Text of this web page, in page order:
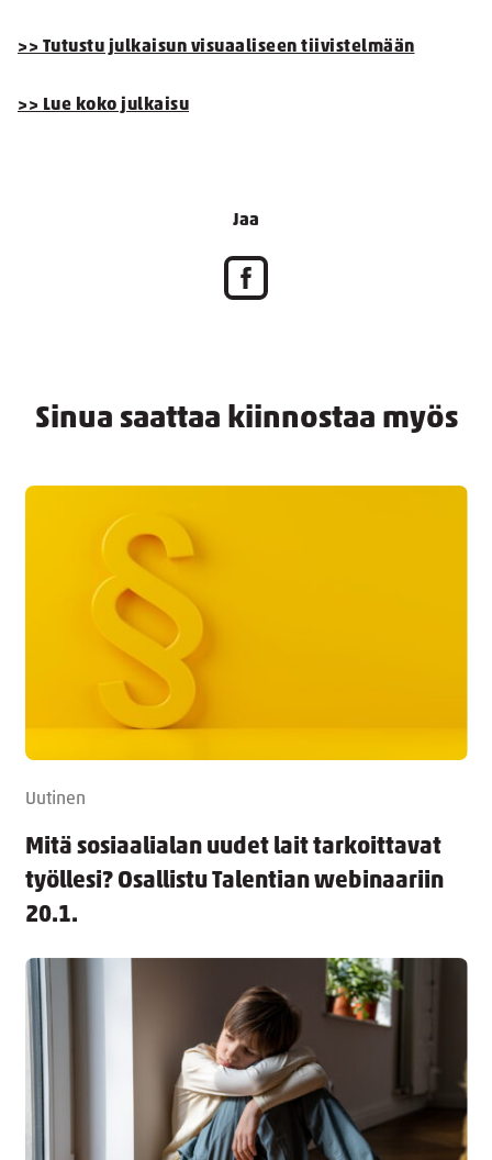
>> Tutustu julkaisun visuaaliseen tiivistelmään
>> Lue koko julkaisu
Jaa
Sinua saattaa kiinnostaa myös
Uutinen
Mitä sosiaalialan uudet lait tarkoittavat
työllesi? Osallistu Talentian webinaariin
20.1.